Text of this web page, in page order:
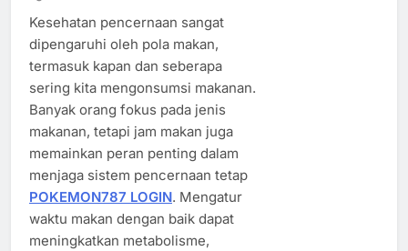
Kesehatan pencernaan sangat
dipengaruhi oleh pola makan,
termasuk kapan dan seberapa
sering kita mengonsumsi makanan.
Banyak orang fokus pada jenis
makanan, tetapi jam makan juga
memainkan peran penting dalam
menjaga sistem pencernaan tetap
POKEMON787 LOGIN. Mengatur
waktu makan dengan baik dapat
meningkatkan metabolisme,